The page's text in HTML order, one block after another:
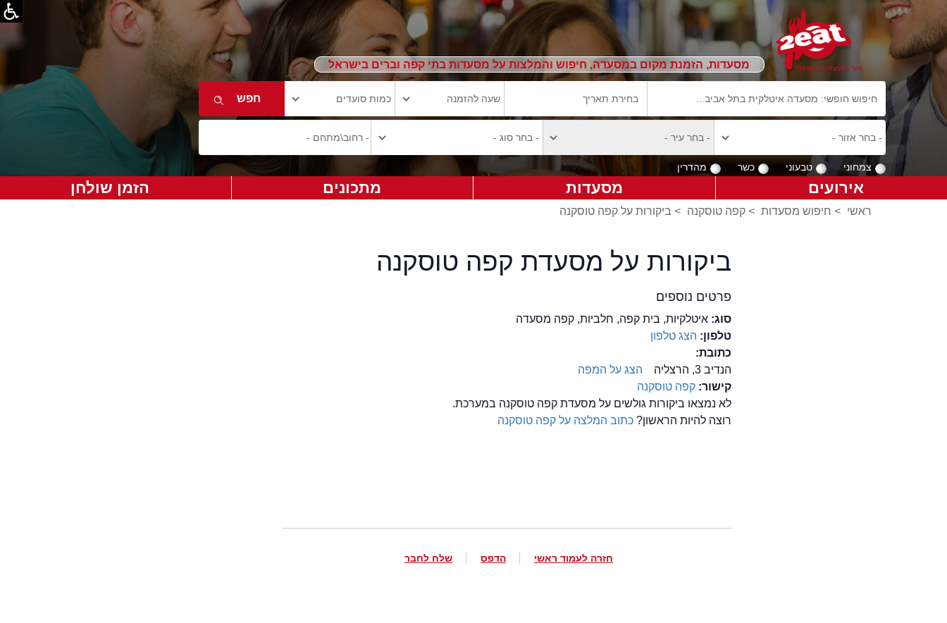
מסעדות, הזמנת מקום במסעדה, חיפוש והמלצות על מסעדות בתי קפה וברים בישראל
צמחוני טבעוני כשר מהדרין
אירועים מסעדות מתכונים הזמן שולחן
ראשי > חיפוש מסעדות > קפה טוסקנה > ביקורות על קפה טוסקנה
ביקורות על מסעדת קפה טוסקנה
פרטים נוספים
סוג:איטלקיות, בית קפה, חלביות, קפה מסעדה
טלפון: הצג טלפון
כתובת:
הנדיב 3, הרצליה
הצג על המפה
קישור:קפה טוסקנה
לא נמצאו ביקורות גולשים על מסעדת קפה טוסקנה במערכת.
רוצה להיות הראשון?כתוב המלצה על קפה טוסקנה
חזרה לעמוד ראשי הדפס שלח לחבר